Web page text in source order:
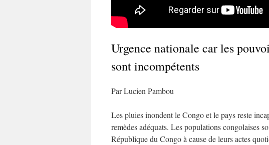
Urgence nationale car les
sont incompétents
Par Lucien Pambou
Les pluies inondent le Congo et le pays reste
remèdes adéquats. Les populations congolaises
République du Congo à cause de leurs actes